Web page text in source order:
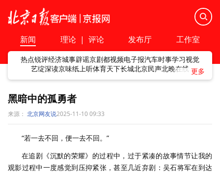
新闻 理论 | 评论 发布厅 工作室
热点锐评经济城事辟谣京剧都视频电子报汽车时事学习视觉
艺绽深读京味纸上听体育天下长城北京民声北晚在线
黑暗中的孤勇者
来源： 北京网友说2025-11-10 09:33
“若一去不回，便一去不回。”
在追剧《沉默的荣耀》的过程中，过于紧凑的故事情节让我的
观影过程中一度感觉到压抑紧张，甚至几近弃剧：吴石将军在到达